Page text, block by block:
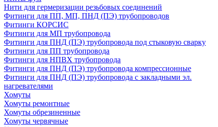
Нити для гермеризации резьбовых соединений
Фитинги для ПП, МП, ПНД (ПЭ) трубопроводов
Фитинги КОРСИС
Фитинги для МП трубопровода
Фитинги для ПНД (ПЭ) трубопровода под стыковую сварку
Фитинги для ПП трубопровода
Фитинги для НПВХ трубопровода
Фитинги для ПНД (ПЭ) трубопровода компрессионные
Фитинги для ПНД (ПЭ) трубопровода с закладными эл.
нагревателями
Хомуты
Хомуты ремонтные
Хомуты обрезиненные
Хомуты червячные